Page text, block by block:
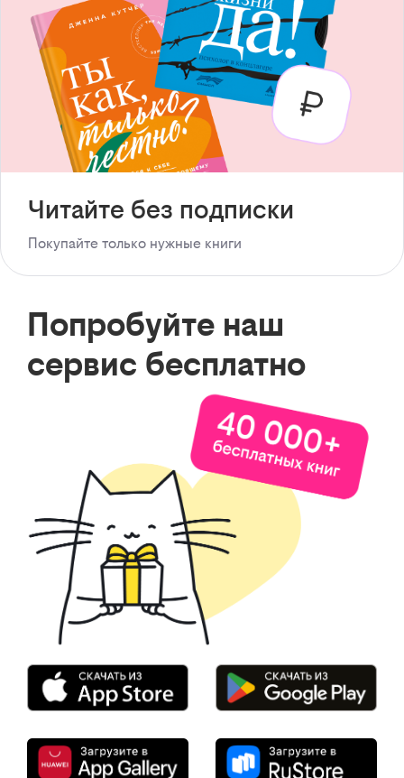
Читайте без подписки
Покупайте только нужные книги
Попробуйте наш
сервис бесплатно